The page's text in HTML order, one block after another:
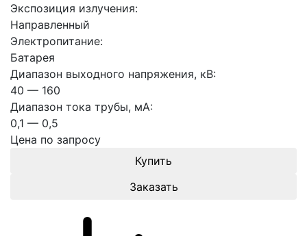
Экспозиция излучения:
Направленный
Электропитание:
Батарея
Диапазон выходного напряжения, кВ:
40 — 160
Диапазон тока трубы, мА:
0,1 — 0,5
Цена по запросу
Заказать